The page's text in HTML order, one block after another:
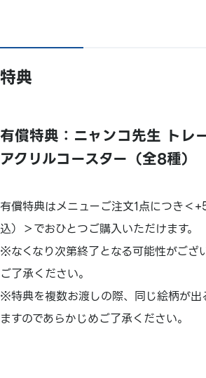
特典
有償特典：ニャンコ先生 トレ
アクリルコースター（全8種）
有償特典はメニューご注文1点につき＜
込）＞でおひとつご購入いただけます。
※なくなり次第終了となる可能性がござ
ご了承ください。
※特典を複数お渡しの際、同じ絵柄が出
ますのであらかじめご了承ください。